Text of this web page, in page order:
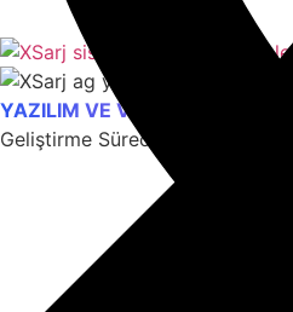
YAZILIM VE VERİTABANI
Geliştirme Sürecinde Dikkat